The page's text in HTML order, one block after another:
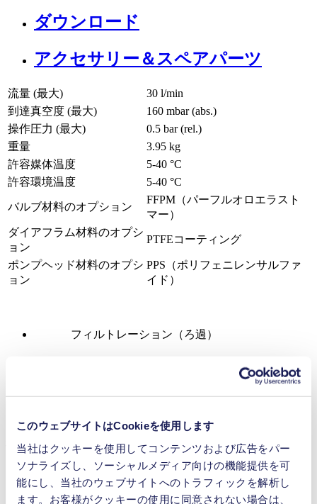
このウェブサイトはCookieを使用します
当社はクッキーを使用してコンテンツおよび広告をパー
ソナライズし、ソーシャルメディア向けの機能提供を可
能にし、当社のウェブサイトへのトラフィックを解析し
ます。お客様がクッキーの使用に同意されない場合は、
ダウンロード
アクセサリー＆スペアパーツ
流量 (最大)
30 l/min
到達真空度 (最大)
160 mbar (abs.)
操作圧力 (最大)
0.5 bar (rel.)
重量
3.95 kg
許容媒体温度
5-40 °C
許容環境温度
5-40 °C
バルブ材料のオプション
FFPM（パーフルオロエラスト
マー）
ダイアフラム材料のオプシ
ョン
PTFEコーティング
ポンプヘッド材料のオプシ
ョン
PPS（ポリフェニレンサルファ
イド）
フィルトレーション（ろ過）
デシケーション（脱水乾燥、除湿）
利点
100％オイルフリーのクリーンな運転
耐腐食性
コンパクト、低騒音、信頼性